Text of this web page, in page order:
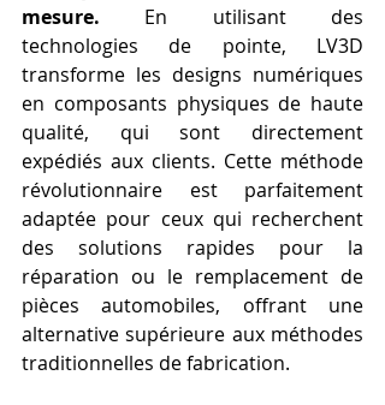
mesure. En utilisant des
technologies de pointe, LV3D
transforme les designs numériques
en composants physiques de haute
qualité, qui sont directement
expédiés aux clients. Cette méthode
révolutionnaire est parfaitement
adaptée pour ceux qui recherchent
des solutions rapides pour la
réparation ou le remplacement de
pièces automobiles, offrant une
alternative supérieure aux méthodes
traditionnelles de fabrication.